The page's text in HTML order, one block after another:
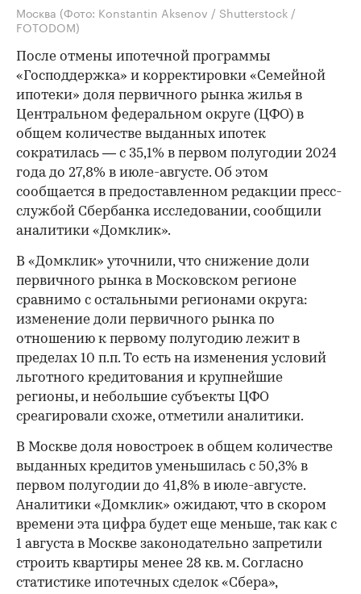
Москва (Фото: Konstantin Aksenov / Shutterstock /
FOTODOM)
После отмены ипотечной программы
«Господдержка» и корректировки «Семейной
ипотеки» доля первичного рынка жилья в
Центральном федеральном округе (ЦФО) в
общем количестве выданных ипотек
сократилась — с 35,1% в первом полугодии 2024
года до 27,8% в июле-августе. Об этом
сообщается в предоставленном редакции пресс-
службой Сбербанка исследовании, сообщили
аналитики «Домклик».
В «Домклик» уточнили, что снижение доли
первичного рынка в Московском регионе
сравнимо с остальными регионами округа:
изменение доли первичного рынка по
отношению к первому полугодию лежит в
пределах 10 п.п. То есть на изменения условий
льготного кредитования и крупнейшие
регионы, и небольшие субъекты ЦФО
среагировали схоже, отметили аналитики.
В Москве доля новостроек в общем количестве
выданных кредитов уменьшилась с 50,3% в
первом полугодии до 41,8% в июле-августе.
Аналитики «Домклик» ожидают, что в скором
времени эта цифра будет еще меньше, так как с
1 августа в Москве законодательно запретили
строить квартиры менее 28 кв. м. Согласно
статистике ипотечных сделок «Сбера»,